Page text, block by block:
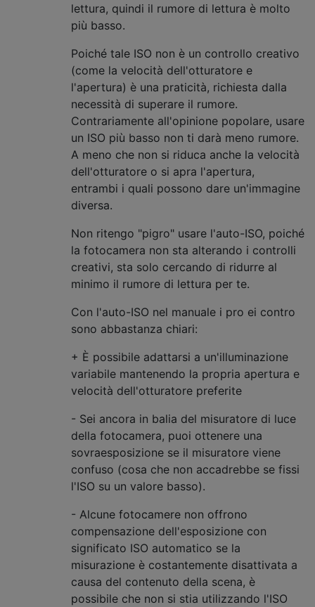
lettura, quindi il rumore di lettura è molto
più basso.
Poiché tale ISO non è un controllo creativo
(come la velocità dell'otturatore e
l'apertura) è una praticità, richiesta dalla
necessità di superare il rumore.
Contrariamente all'opinione popolare, usare
un ISO più basso non ti darà meno rumore.
A meno che non si riduca anche la velocità
dell'otturatore o si apra l'apertura,
entrambi i quali possono dare un'immagine
diversa.
Non ritengo "pigro" usare l'auto-ISO, poiché
la fotocamera non sta alterando i controlli
creativi, sta solo cercando di ridurre al
minimo il rumore di lettura per te.
Con l'auto-ISO nel manuale i pro ei contro
sono abbastanza chiari:
+ È possibile adattarsi a un'illuminazione
variabile mantenendo la propria apertura e
velocità dell'otturatore preferite
- Sei ancora in balia del misuratore di luce
della fotocamera, puoi ottenere una
sovraesposizione se il misuratore viene
confuso (cosa che non accadrebbe se fissi
l'ISO su un valore basso).
- Alcune fotocamere non offrono
compensazione dell'esposizione con
significato ISO automatico se la
misurazione è costantemente disattivata a
causa del contenuto della scena, è
possibile che non si stia utilizzando l'ISO